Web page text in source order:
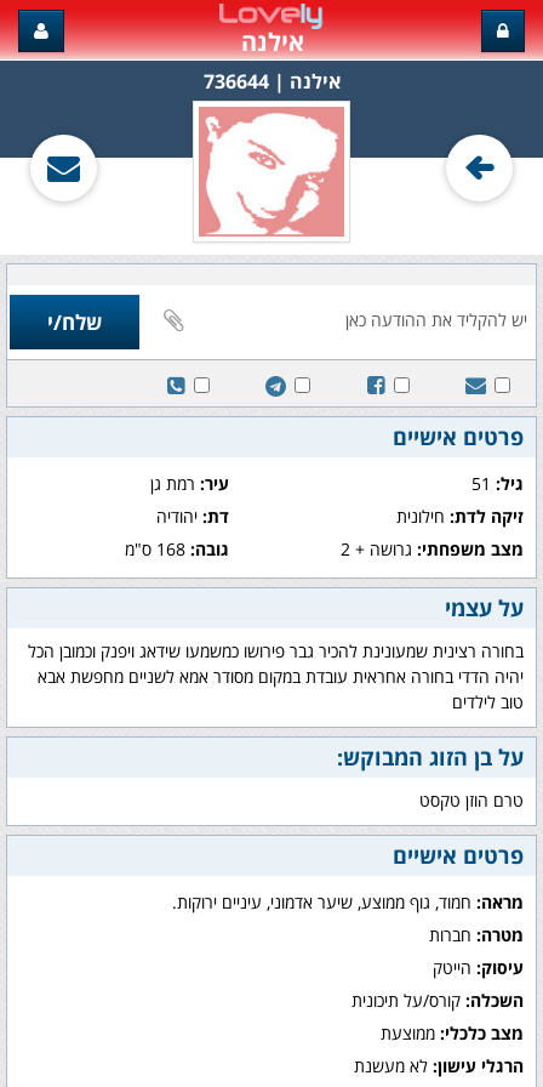
אילנה
אילנה‏ | 736644
פרטים אישיים
גיל: עיר:רמת גן
זיקה לדת: חילונית דת:יהודיה
מצב משפחתי: גרושה + 2 גובה:168 ס"מ
על עצמי
בחורה רצינית שמעונינת להכיר גבר פירושו כמשמעו שידאג ויפנק וכמובן הכל
יהיה הדדי בחורה אחראית עובדת במקום מסודר אמא לשניים מחפשת אבא
טוב לילדים
על בן הזוג המבוקש:
טרם הוזן טקסט
פרטים אישיים
מראה: חמוד, גוף ממוצע, שיער אדמוני, עיניים ירוקות.
מטרה: חברות
עיסוק: הייטק
השכלה: קורס/על תיכונית
מצב כלכלי: ממוצעת
הרגלי עישון: לא מעשנת